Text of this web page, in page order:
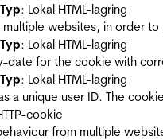
Typ: Lokal HTML-lagring
websites, in order
Typ: Lokal HTML-lagring
date for the cookie with
Typ: Lokal HTML-lagring
a unique user ID. The
cookie
from multiple